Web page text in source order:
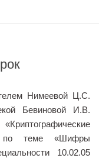
Нимеевой Ц.С.
Бевиновой И.В.
по теме «Шифры
10.02.05